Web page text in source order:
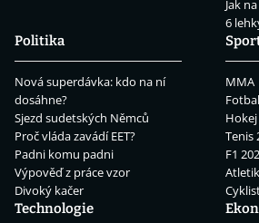
Jak
6
Politika
Nová superdávka: kdo na ní
dosáhne?
Sjezd sudetských Němců
Proč vláda zavádí EET?
Padni komu padni
Výpověď z práce vzor
Divoký kačer
MMA
Tenis
F1
Technologie